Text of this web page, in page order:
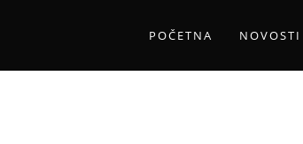
POČETNA NOVOSTI